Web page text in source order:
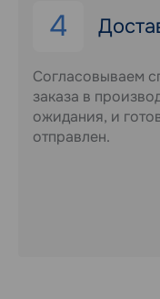
4
Согласовываем
заказа в
ожидания, и
отправлен.